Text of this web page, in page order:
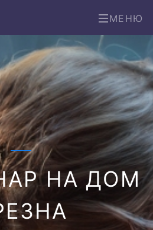
МЕНЮ
НА ДОМ